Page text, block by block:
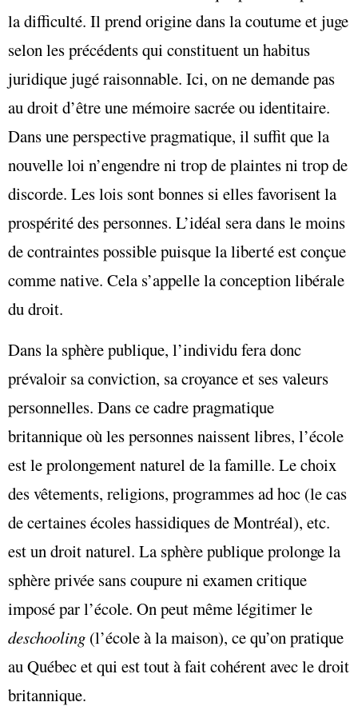
la difficulté. Il prend origine dans la coutume et juge
selon les précédents qui constituent un habitus
juridique jugé raisonnable. Ici, on ne demande pas
au droit d’être une mémoire sacrée ou identitaire.
Dans une perspective pragmatique, il suffit que la
nouvelle loi n’engendre ni trop de plaintes ni trop de
discorde. Les lois sont bonnes si elles favorisent la
prospérité des personnes. L’idéal sera dans le moins
de contraintes possible puisque la liberté est conçue
comme native. Cela s’appelle la conception libérale
du droit.
Dans la sphère publique, l’individu fera donc
prévaloir sa conviction, sa croyance et ses valeurs
personnelles. Dans ce cadre pragmatique
britannique où les personnes naissent libres, l’école
est le prolongement naturel de la famille. Le choix
des vêtements, religions, programmes ad hoc (le cas
de certaines écoles hassidiques de Montréal), etc.
est un droit naturel. La sphère publique prolonge la
sphère privée sans coupure ni examen critique
imposé par l’école. On peut même légitimer le
deschooling (l’école à la maison), ce qu’on pratique
au Québec et qui est tout à fait cohérent avec le droit
britannique.